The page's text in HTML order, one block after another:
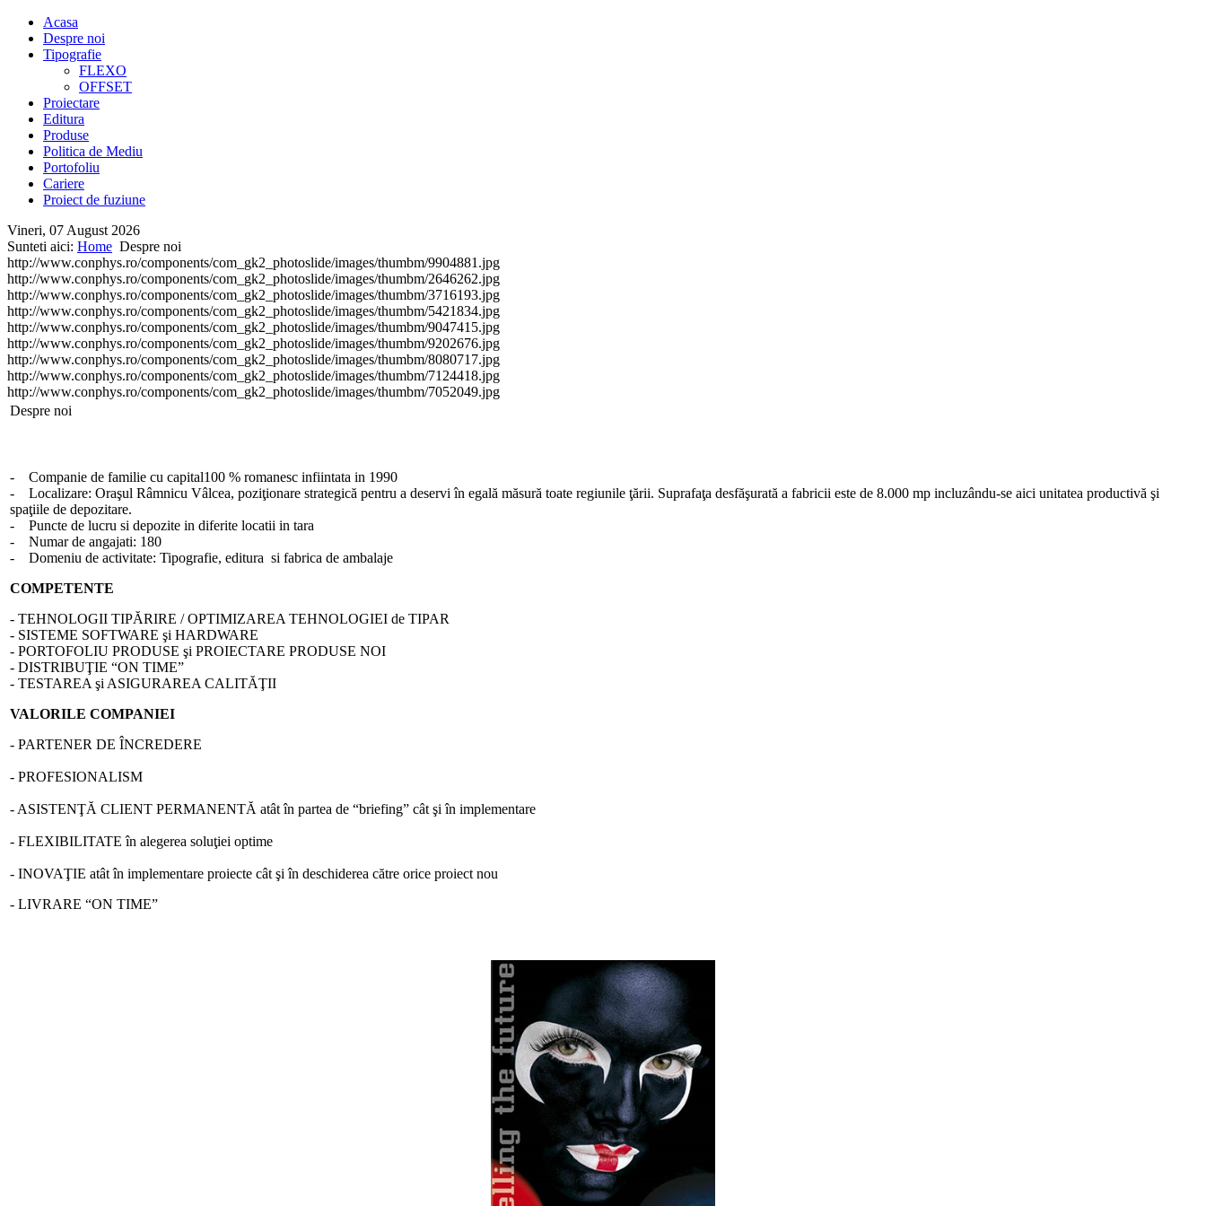
Acasa
Despre noi
Tipografie
FLEXO
OFFSET
Proiectare
Editura
Produse
Politica de Mediu
Portofoliu
Cariere
Proiect de fuziune
Vineri, 07 August 2026
Sunteti aici: Home Despre noi
http://www.conphys.ro/components/com_gk2_photoslide/images/thumbm/9904881.jpg
http://www.conphys.ro/components/com_gk2_photoslide/images/thumbm/2646262.jpg
http://www.conphys.ro/components/com_gk2_photoslide/images/thumbm/3716193.jpg
http://www.conphys.ro/components/com_gk2_photoslide/images/thumbm/5421834.jpg
http://www.conphys.ro/components/com_gk2_photoslide/images/thumbm/9047415.jpg
http://www.conphys.ro/components/com_gk2_photoslide/images/thumbm/9202676.jpg
http://www.conphys.ro/components/com_gk2_photoslide/images/thumbm/8080717.jpg
http://www.conphys.ro/components/com_gk2_photoslide/images/thumbm/7124418.jpg
http://www.conphys.ro/components/com_gk2_photoslide/images/thumbm/7052049.jpg
Despre noi
- Companie de familie cu capital100 % romanesc infiintata in 1990
- Localizare: Oraşul Râmnicu Vâlcea, poziţionare strategică pentru a deservi în egală măsură toate regiunile ţării. Suprafaţa desfăşurată a fabricii este de 8.000 mp incluzându-se aici unitatea productivă şi
spaţiile de depozitare.
- Puncte de lucru si depozite in diferite locatii in tara
- Numar de angajati: 180
- Domeniu de activitate: Tipografie, editura si fabrica de ambalaje
COMPETENTE
- TEHNOLOGII TIPĂRIRE / OPTIMIZAREA TEHNOLOGIEI de TIPAR
- SISTEME SOFTWARE şi HARDWARE
- PORTOFOLIU PRODUSE şi PROIECTARE PRODUSE NOI
- DISTRIBUŢIE “ON TIME”
- TESTAREA şi ASIGURAREA CALITĂŢII
VALORILE COMPANIEI
- PARTENER DE ÎNCREDERE
- PROFESIONALISM
- ASISTENŢĂ CLIENT PERMANENTĂ atât în partea de “briefing” cât şi în implementare
- FLEXIBILITATE în alegerea soluţiei optime
- INOVAŢIE atât în implementare proiecte cât şi în deschiderea către orice proiect nou
- LIVRARE “ON TIME”